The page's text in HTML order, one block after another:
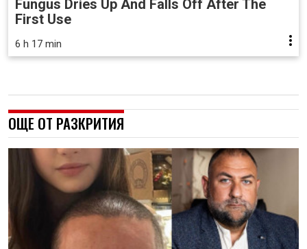
Fungus Dries Up And Falls Off After The
First Use
6 h 17 min
ОЩЕ ОТ РАЗКРИТИЯ